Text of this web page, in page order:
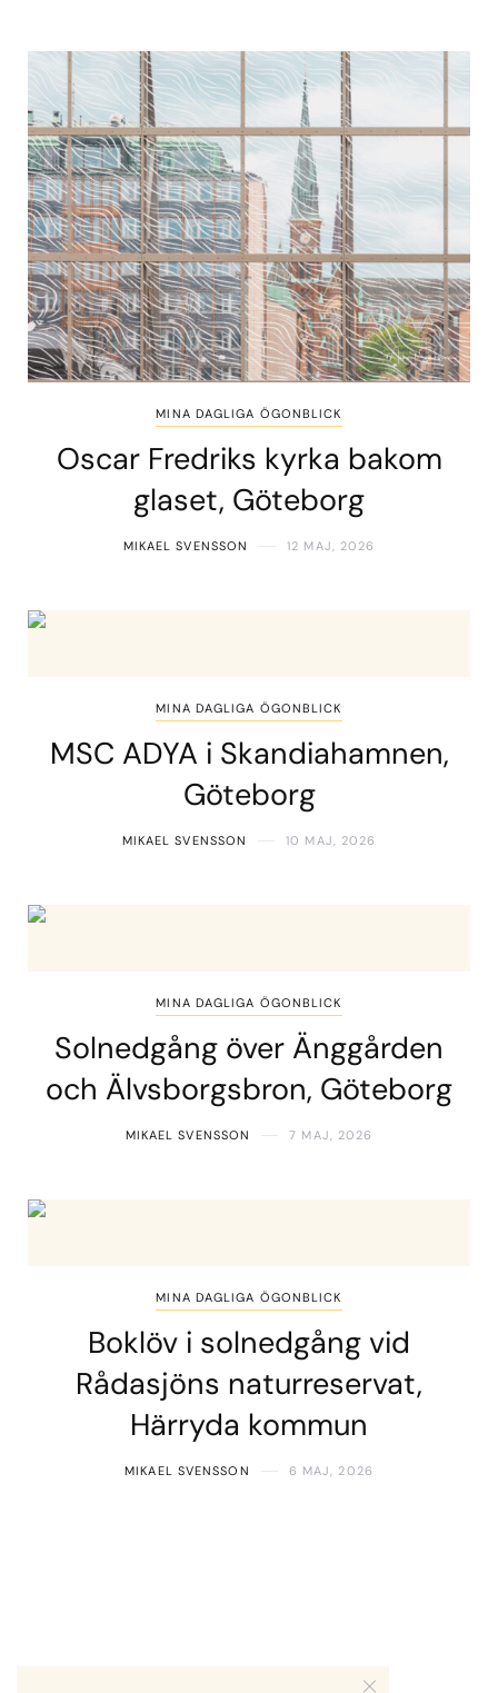
MINA DAGLIGA ÖGONBLICK
Oscar Fredriks kyrka bakom
glaset, Göteborg
MIKAEL SVENSSON 12 MAJ, 2026
MINA DAGLIGA ÖGONBLICK
MSC ADYA i Skandiahamnen,
Göteborg
MIKAEL SVENSSON 10 MAJ, 2026
MINA DAGLIGA ÖGONBLICK
Solnedgång över Änggården
och Älvsborgsbron, Göteborg
MIKAEL SVENSSON 7 MAJ, 2026
MINA DAGLIGA ÖGONBLICK
Boklöv i solnedgång vid
Rådasjöns naturreservat,
Härryda kommun
MIKAEL SVENSSON 6 MAJ, 2026